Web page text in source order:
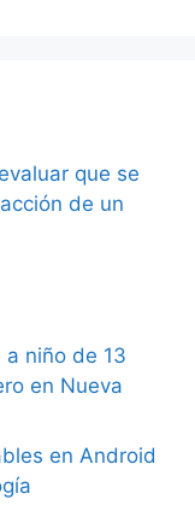
que se
de un
niño de 13
en Nueva
en Android